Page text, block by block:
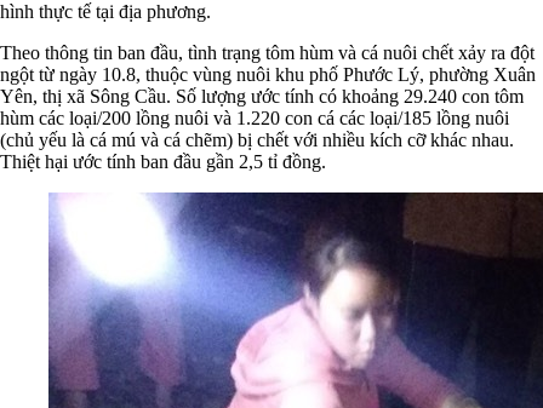
hình thực tế tại địa phương.
Theo thông tin ban đầu, tình trạng tôm hùm và cá nuôi chết xảy ra đột
ngột từ ngày 10.8, thuộc vùng nuôi khu phố Phước Lý, phường Xuân
Yên, thị xã Sông Cầu. Số lượng ước tính có khoảng 29.240 con tôm
hùm các loại/200 lồng nuôi và 1.220 con cá các loại/185 lồng nuôi
(chủ yếu là cá mú và cá chẽm) bị chết với nhiều kích cỡ khác nhau.
Thiệt hại ước tính ban đầu gần 2,5 tỉ đồng.